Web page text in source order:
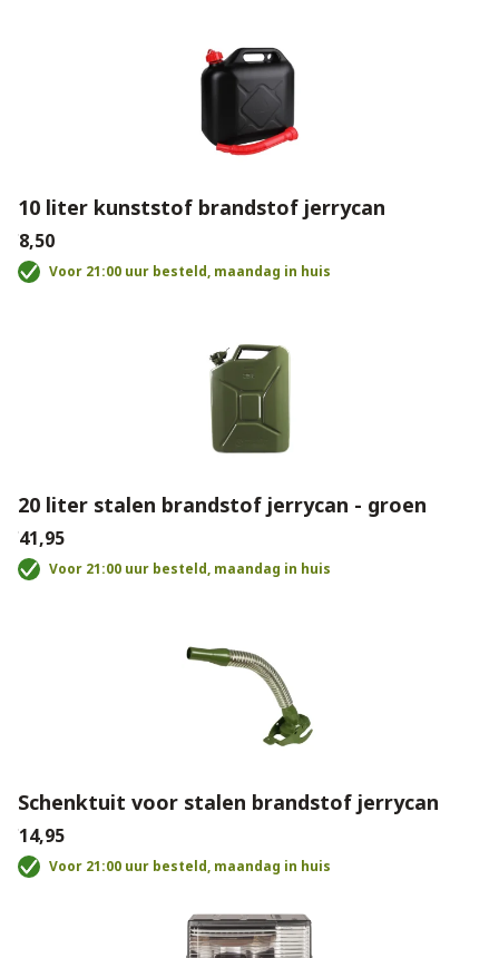
10 liter kunststof brandstof jerrycan
€8,50
Voor 21:00 uur besteld, maandag in huis
20 liter stalen brandstof jerrycan - groen
€41,95
Voor 21:00 uur besteld, maandag in huis
Schenktuit voor stalen brandstof jerrycan
€14,95
Voor 21:00 uur besteld, maandag in huis